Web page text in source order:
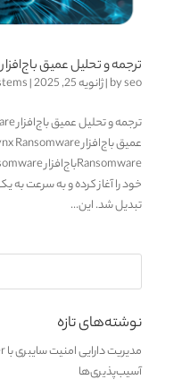
ترجمه و تحلیل عمیق باج‌افزار Lynx Ransomware
byseo
|ژانویه 25, 2025 |
خود را آغاز کرده و به سرعت به
تبدیل شد. این...
نوشته‌های تازه
آسیب‌پذیری‌ها